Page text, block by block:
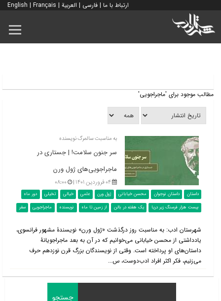
ارتباط با ما | فارسی | العربية |
English | Français
مطالب موجود برای 'ماجراجویی'
به مناسبت سالمرگ نویسنده
سر جنون سلامت! | جستاری در
ماجراجویی‌های ژول ورن
۰۴ فروردین ۱۴۰۱ | ۰۸:۰۰
داستان داستان نوجوان محسن خیابانی ژول ورن علمی خیالی تخیلی
دور ماه
بیست هزار فرسنگ زیر دریا
یک هفته در بالن از زمین تا ماه نویسنده ماجراجویی سفر
شهرستان ادب: به مناسبت روز درگذشت «ژول ورن» نویسندۀ مشهور فرانسوی،
یادداشتی از محسن خیابانی می‌خوانیم که در آن به بعد ماجراجویانۀ
داستان‌های او پرداخته است. وقتی از نویسندگان بزرگ قرن نوزدهم حرف
می‌زنیم، فکر اکثر افراد ادب‌دوست، س...